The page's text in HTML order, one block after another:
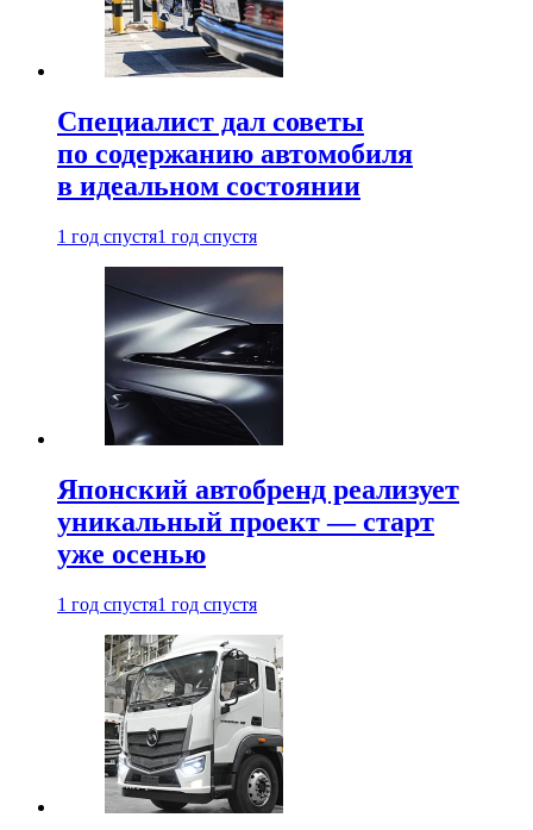
Специалист дал советы
по содержанию автомобиля
в идеальном состоянии
1 год спустя1 год спустя
Японский автобренд реализует
уникальный проект — старт
уже осенью
1 год спустя1 год спустя